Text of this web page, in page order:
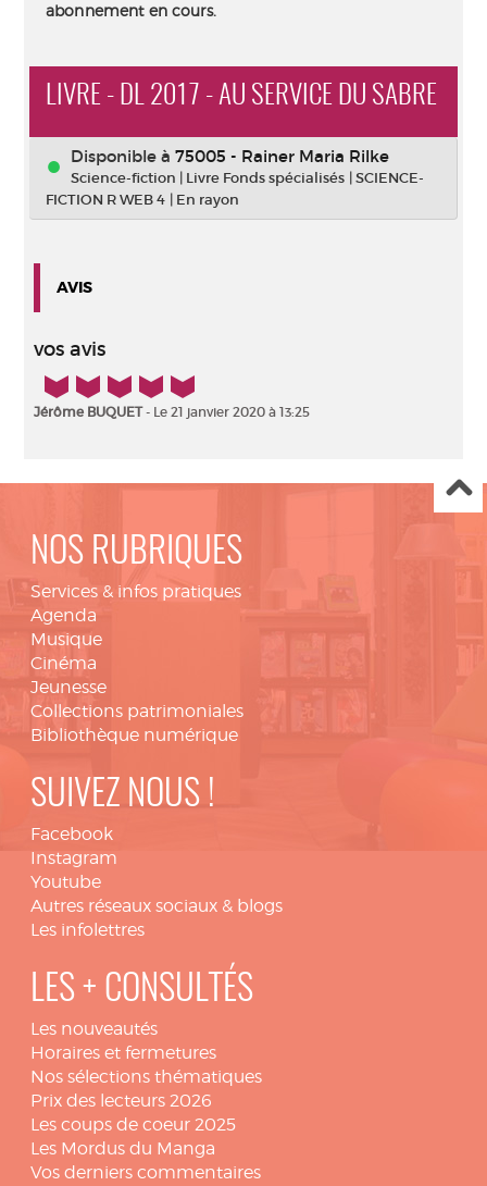
abonnement en cours.
LIVRE - DL 2017 - AU SERVICE DU SABRE
Disponible à 75005 - Rainer Maria Rilke
Science-fiction | Livre Fonds spécialisés |SCIENCE-
FICTION R WEB 4 | En rayon
AVIS
vos avis
5/5
Jérôme BUQUET- Le 21 janvier 2020 à 13:25
NOS RUBRIQUES
Services & infos pratiques
Agenda
Musique
Cinéma
Jeunesse
Collections patrimoniales
Bibliothèque numérique
SUIVEZ NOUS !
Facebook
Instagram
Youtube
Autres réseaux sociaux & blogs
Les infolettres
LES + CONSULTÉS
Les nouveautés
Horaires et fermetures
Nos sélections thématiques
Prix des lecteurs 2026
Les coups de coeur 2025
Les Mordus du Manga
Vos derniers commentaires